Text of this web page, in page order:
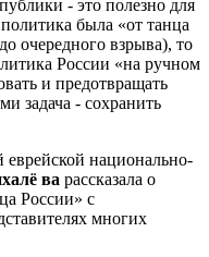
- это полезно для
была «от танца
очередного взрыва), то
России «на ручном
и предотвращать
задача - сохранить
национально-
ва рассказала о
России» с
многих